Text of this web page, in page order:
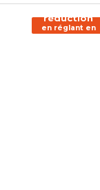
150€ de
réduction
en réglant en
chèque